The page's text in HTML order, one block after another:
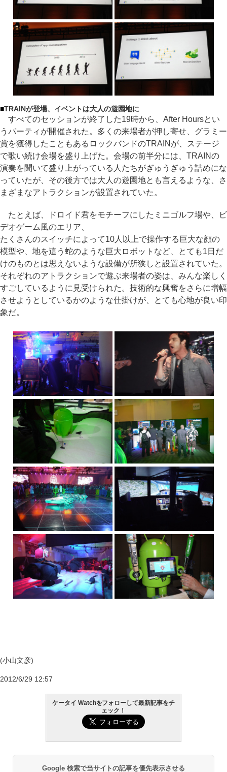
■TRAINが登場、イベントは大人の遊園地に
すべてのセッションが終了した19時から、After Hoursとい
うパーティが開催された。多くの来場者が押し寄せ、グラミー
賞を獲得したこともあるロックバンドのTRAINが、ステージ
で歌い続け会場を盛り上げた。会場の前半分には、TRAINの
演奏を聞いて盛り上がっている人たちがぎゅうぎゅう詰めにな
っていたが、その後方では大人の遊園地とも言えるような、さ
まざまなアトラクションが設置されていた。
たとえば、ドロイド君をモチーフにしたミニゴルフ場や、ビ
デオゲーム風のエリア、
たくさんのスイッチによって10人以上で操作する巨大な顔の
模型や、地を這う蛇のような巨大ロボットなど、とても1日だ
けのものとは思えないような設備が所狭しと設置されていた。
それぞれのアトラクションで遊ぶ来場者の姿は、みんな楽しく
すごしているように見受けられた。技術的な興奮をさらに増幅
させようとしているかのような仕掛けが、とても心地が良い印
象だ。
(小山文彦)
2012/6/29 12:57
ケータイ Watchをフォローして最新記事をチ
ェック！
Google 検索で当サイトの記事を優先表示させる